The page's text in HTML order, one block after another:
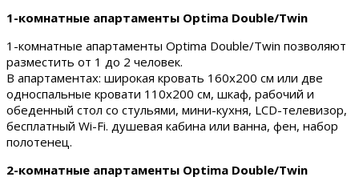
1-комнатные апартаменты Optima Double/Twin
1-комнатные апартаменты Optima Double/Twin позволяют
разместить от 1 до 2 человек.
В апартаментах: широкая кровать 160х200 см или две
односпальные кровати 110х200 см, шкаф, рабочий и
обеденный стол со стульями, мини-кухня, LCD-телевизор,
бесплатный Wi-Fi. душевая кабина или ванна, фен, набор
полотенец.
2-комнатные апартаменты Optima Double/Twin